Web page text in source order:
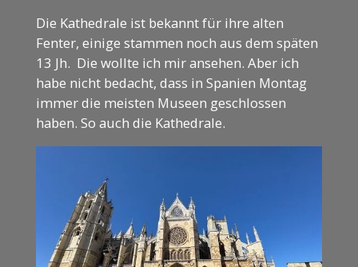
Die Kathedrale ist bekannt für ihre alten
Fenter, einige stammen noch aus dem späten
13 Jh. Die wollte ich mir ansehen. Aber ich
habe nicht bedacht, dass in Spanien Montag
immer die meisten Museen geschlossen
haben. So auch die Kathedrale.